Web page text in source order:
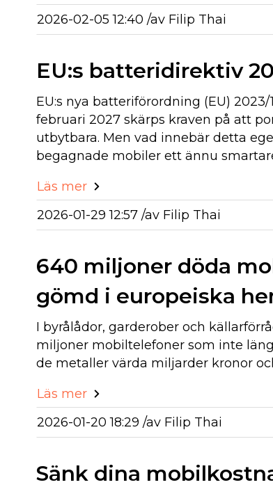
2026-02-05 12:40 /av Filip Thai
EU:s batteridirektiv
EU:s nya batteriförordning (EU)
februari 2027 skärps kraven på att
utbytbara. Men vad innebär detta
begagnade mobiler ett ännu
2026-01-29 12:57 /av Filip Thai
Läs mer
640 miljoner döda
gömd i europeiska
I byrålådor, garderober och
miljoner mobiltelefoner som inte
de metaller värda miljarder kronor
2026-01-20 18:29 /av Filip Thai
Läs mer
Sänk dina